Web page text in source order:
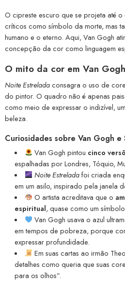
O cipreste escuro que se projeta até o
críticos como símbolo da morte, mas
humano e o eterno. Aqui, Van Gogh
concepção da cor como linguagem
O mito da cor em Van Gogh
Noite Estreladaconsagra o uso de
do pintor. O quadro não é apenas
como meio de expressar o indizível,
beleza.
Curiosidades sobre Van Gogh e
Van Gogh pintou cinco
espalhadas por Londres, Tóquio,
Noite Estreladafoi criada
em um asilo, inspirado pela janela
O artista acreditava que o
espiritual, quase como um
Van Gogh usava o azul
em tempos de pobreza, porque
expressar profundidade.
Em suas cartas ao irmão
detalhes como queria que suas
para os olhos”.